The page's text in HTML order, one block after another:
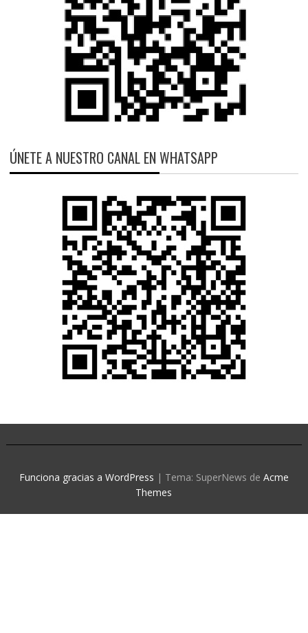
ÚNETE A NUESTRO CANAL EN WHATSAPP
Funciona gracias a WordPress | Tema: SuperNews de Acme
Themes